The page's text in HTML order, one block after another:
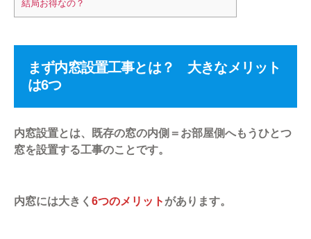
結局お得なの？
まず内窓設置工事とは？ 大きなメリット
は6つ
内窓設置とは、既存の窓の内側＝お部屋側へもうひとつ
窓を設置する工事のことです。
内窓には大きく 6つのメリット があります。